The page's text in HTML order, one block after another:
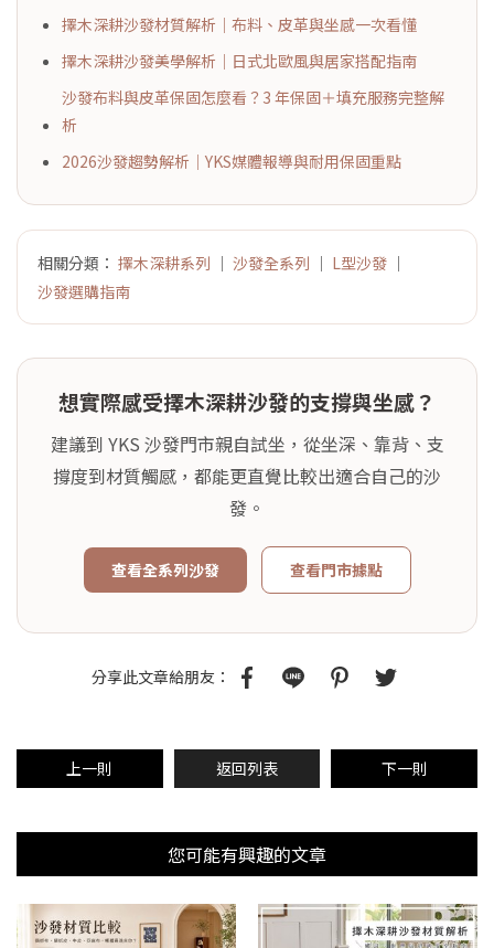
擇木深耕沙發材質解析｜布料、皮革與坐感一次看懂
擇木深耕沙發美學解析｜日式北歐風與居家搭配指南
沙發布料與皮革保固怎麼看？3 年保固＋填充服務完整解
析
2026沙發趨勢解析｜YKS媒體報導與耐用保固重點
相關分類： 擇木深耕系列 ｜ 沙發全系列 ｜ L型沙發 ｜
沙發選購指南
想實際感受擇木深耕沙發的支撐與坐感？
建議到 YKS 沙發門市親自試坐，從坐深、靠背、支
撐度到材質觸感，都能更直覺比較出適合自己的沙
發。
查看全系列沙發 查看門市據點
分享此文章給朋友：
上一則 返回列表 下一則
您可能有興趣的文章